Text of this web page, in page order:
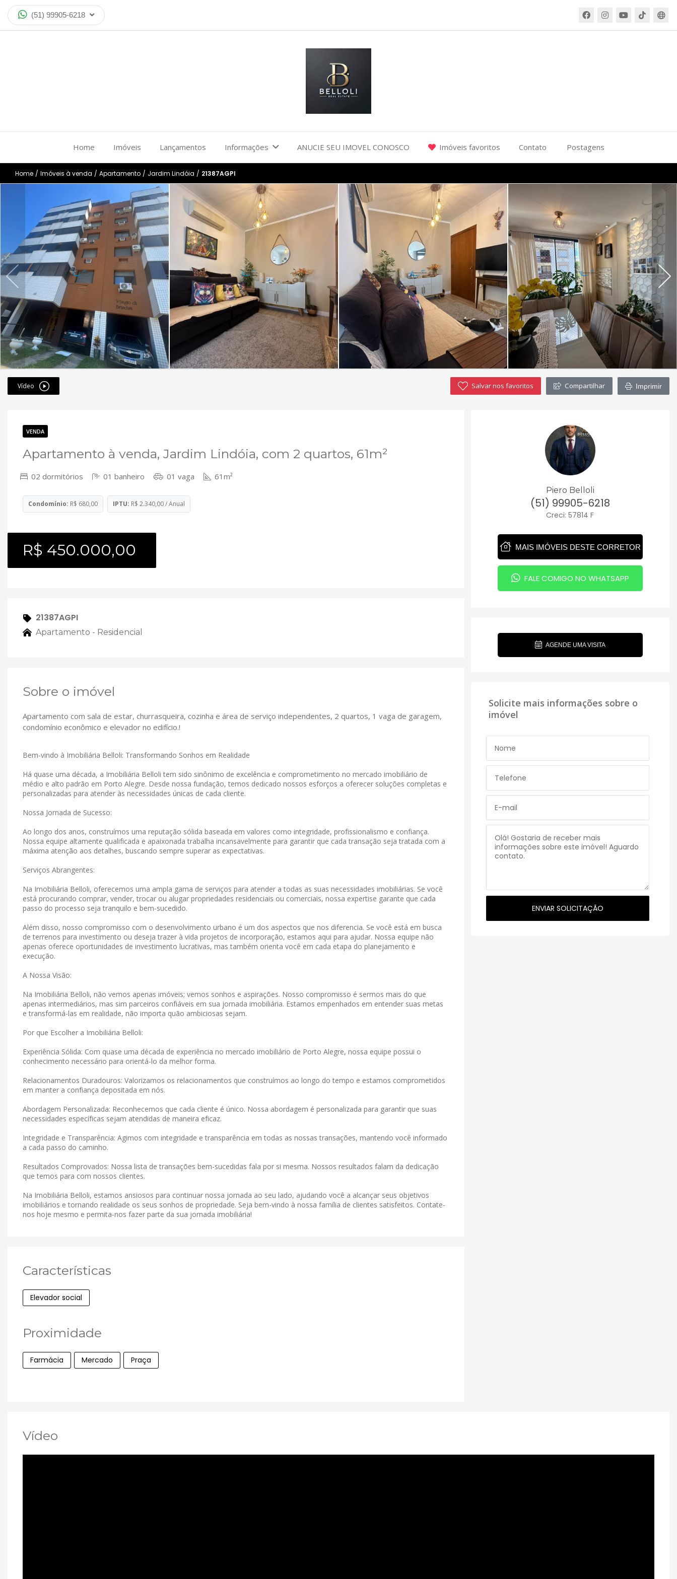
(51) 99905-6218
Home Imóveis Lançamentos Informações ANUCIE SEU IMOVEL CONOSCO Imóveis favoritos Contato Postagens
Home / Imóveis à venda / Apartamento / Jardim Lindóia / 21387AGPI
Vídeo Salvar nos favoritos Compartilhar Imprimir
VENDA
Apartamento à venda, Jardim Lindóia, com 2 quartos, 61m²
02 dormitórios 01 banheiro 01 vaga 61m²
Condomínio: R$ 680,00 IPTU: R$ 2.340,00 / Anual
R$ 450.000,00
21387AGPI
Apartamento - Residencial
Sobre o imóvel
Apartamento com sala de estar, churrasqueira, cozinha e área de serviço independentes, 2 quartos, 1 vaga de garagem,
condomínio econômico e elevador no edifício.!
Bem-vindo à Imobiliária Belloli: Transformando Sonhos em Realidade
Há quase uma década, a Imobiliária Belloli tem sido sinônimo de excelência e comprometimento no mercado imobiliário de
médio e alto padrão em Porto Alegre. Desde nossa fundação, temos dedicado nossos esforços a oferecer soluções completas e
personalizadas para atender às necessidades únicas de cada cliente.
Nossa Jornada de Sucesso:
Ao longo dos anos, construímos uma reputação sólida baseada em valores como integridade, profissionalismo e confiança.
Nossa equipe altamente qualificada e apaixonada trabalha incansavelmente para garantir que cada transação seja tratada com a
máxima atenção aos detalhes, buscando sempre superar as expectativas.
Serviços Abrangentes:
Na Imobiliária Belloli, oferecemos uma ampla gama de serviços para atender a todas as suas necessidades imobiliárias. Se você
está procurando comprar, vender, trocar ou alugar propriedades residenciais ou comerciais, nossa expertise garante que cada
passo do processo seja tranquilo e bem-sucedido.
Além disso, nosso compromisso com o desenvolvimento urbano é um dos aspectos que nos diferencia. Se você está em busca
de terrenos para investimento ou deseja trazer à vida projetos de incorporação, estamos aqui para ajudar. Nossa equipe não
apenas oferece oportunidades de investimento lucrativas, mas também orienta você em cada etapa do planejamento e
execução.
A Nossa Visão:
Na Imobiliária Belloli, não vemos apenas imóveis; vemos sonhos e aspirações. Nosso compromisso é sermos mais do que
apenas intermediários, mas sim parceiros confiáveis ​​em sua jornada imobiliária. Estamos empenhados em entender suas metas
e transformá-las em realidade, não importa quão ambiciosas sejam.
Por que Escolher a Imobiliária Belloli:
Experiência Sólida: Com quase uma década de experiência no mercado imobiliário de Porto Alegre, nossa equipe possui o
conhecimento necessário para orientá-lo da melhor forma.
Relacionamentos Duradouros: Valorizamos os relacionamentos que construímos ao longo do tempo e estamos comprometidos
em manter a confiança depositada em nós.
Abordagem Personalizada: Reconhecemos que cada cliente é único. Nossa abordagem é personalizada para garantir que suas
necessidades específicas sejam atendidas de maneira eficaz.
Integridade e Transparência: Agimos com integridade e transparência em todas as nossas transações, mantendo você informado
a cada passo do caminho.
Resultados Comprovados: Nossa lista de transações bem-sucedidas fala por si mesma. Nossos resultados falam da dedicação
que temos para com nossos clientes.
Na Imobiliária Belloli, estamos ansiosos para continuar nossa jornada ao seu lado, ajudando você a alcançar seus objetivos
imobiliários e tornando realidade os seus sonhos de propriedade. Seja bem-vindo à nossa família de clientes satisfeitos. Contate-
nos hoje mesmo e permita-nos fazer parte da sua jornada imobiliária!
Características
Elevador social
Proximidade
Farmácia Mercado Praça
Piero Belloli
(51) 99905-6218
Creci: 57814 F
MAIS IMÓVEIS DESTE CORRETOR
FALE COMIGO NO WHATSAPP
AGENDE UMA VISITA
Solicite mais informações sobre o
imóvel
Vídeo